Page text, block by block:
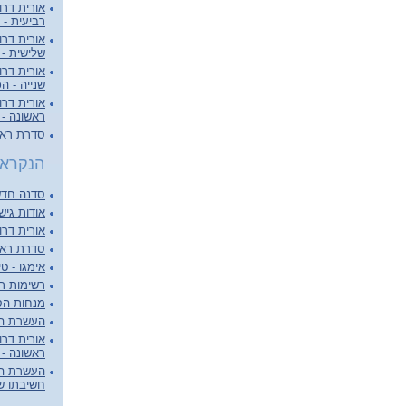
אורית
רביעית -
אורית
שלישית -
אורית
שנייה -
אורית
ראשונה
סדרת
סדנה
אודות
אורית
סדרת
אימגו -
רשימות
מנחות
העשרת
אורית
ראשונה
העשרת
חשיבתו